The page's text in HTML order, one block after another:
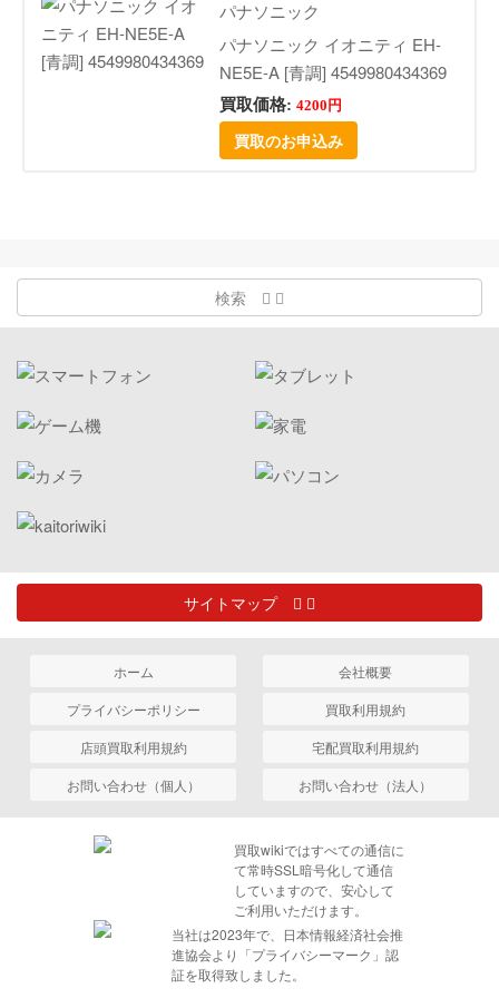
パナソニック
パナソニック イオニティ EH-
NE5E-A [青調] 4549980434369
買取価格: 4200円
買取のお申込み
検索
サイトマップ
ホーム
会社概要
プライバシーポリシー
買取利用規約
店頭買取利用規約
宅配買取利用規約
お問い合わせ（個人）
お問い合わせ（法人）
買取wikiではすべての通信に
て常時SSL暗号化して通信
していますので、安心して
ご利用いただけます。
当社は2023年で、日本情報経済社会推
進協会より「プライバシーマーク」認
証を取得致しました。